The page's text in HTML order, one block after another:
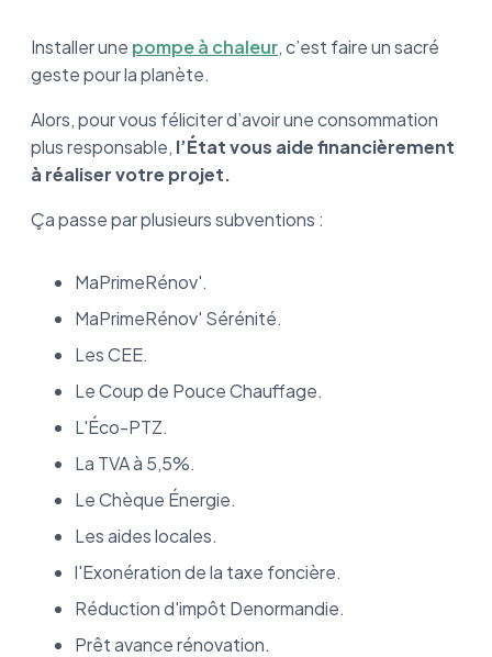
Installer une pompe à chaleur, c’est faire un sacré
geste pour la planète.
Alors, pour vous féliciter d’avoir une consommation
plus responsable, l’État vous aide financièrement
à réaliser votre projet.
Ça passe par plusieurs subventions :
MaPrimeRénov'.
MaPrimeRénov' Sérénité.
Les CEE.
Le Coup de Pouce Chauffage.
L'Éco-PTZ.
La TVA à 5,5%.
Le Chèque Énergie.
Les aides locales.
l'Exonération de la taxe foncière.
Réduction d'impôt Denormandie.
Prêt avance rénovation.
Les aides régionales et locales
L'exonération de la taxe foncière
Dernière année pour bénéficier d'une
Pompe à chaleur et aides de l’État : Que
FAQ